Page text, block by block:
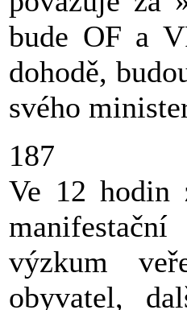
bude OF a
dohodě,
svého
187
Ve 12 hodin
výzkum
obyvatel,